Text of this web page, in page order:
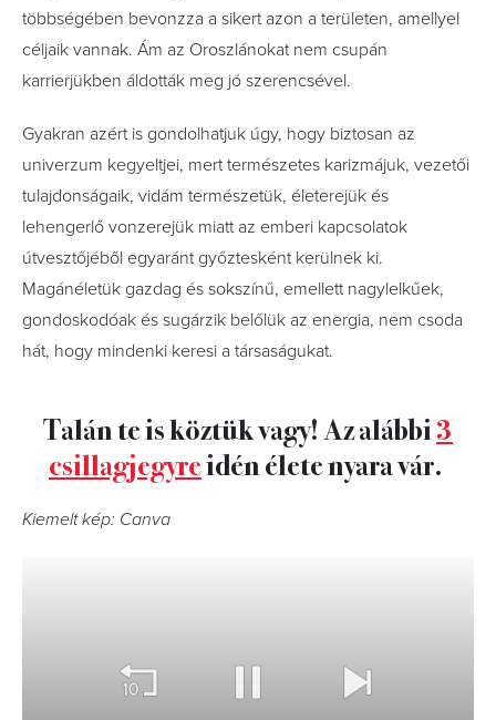
többségében bevonzza a sikert azon a területen, amellyel
céljaik vannak. Ám az Oroszlánokat nem csupán
karrierjükben áldották meg jó szerencsével.
Gyakran azért is gondolhatjuk úgy, hogy biztosan az
univerzum kegyeltjei, mert természetes karizmájuk, vezetői
tulajdonságaik, vidám természetük, életerejük és
lehengerlő vonzerejük miatt az emberi kapcsolatok
útvesztőjéből egyaránt győztesként kerülnek ki.
Magánéletük gazdag és sokszínű, emellett nagylelkűek,
gondoskodóak és sugárzik belőlük az energia, nem csoda
hát, hogy mindenki keresi a társaságukat.
Talán te is köztük vagy! Az alábbi3
csillagjegyreidén élete nyara vár.
Kiemelt kép: Canva